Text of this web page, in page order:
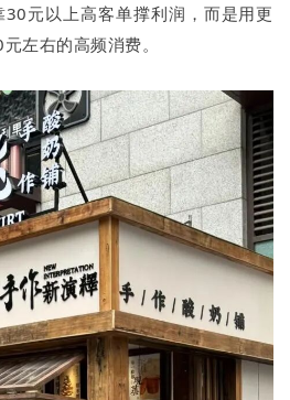
元以上高客单撑利润，而是用更
左右的高频消费。